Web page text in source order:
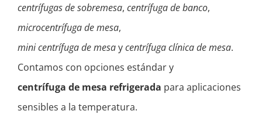
centrífugas de sobremesa, centrífuga de banco,
microcentrífuga de mesa,
mini centrífuga de mesaycentrífuga clínica de mesa.
Contamos con opciones estándar y
centrífuga de mesa refrigerada para aplicaciones
sensibles a la temperatura.